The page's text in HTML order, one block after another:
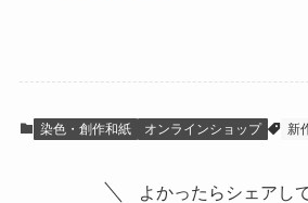
染色・創作和紙 オンラインショップ 新
よかったらシェアし